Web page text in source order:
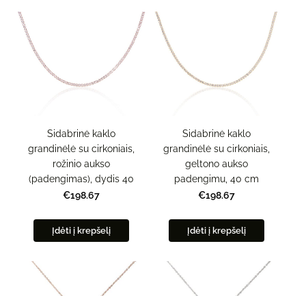
Sidabrinė kaklo
grandinėlė su cirkoniais,
rožinio aukso
(padengimas), dydis 40
€198.67
Įdėti į krepšelį
Sidabrinė kaklo
grandinėlė su cirkoniais,
geltono aukso
padengimu, 40 cm
€198.67
Įdėti į krepšelį